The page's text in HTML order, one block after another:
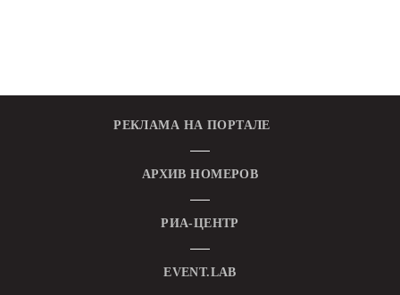
РЕКЛАМА НА ПОРТАЛЕ
АРХИВ НОМЕРОВ
РИА-ЦЕНТР
EVENT.LAB